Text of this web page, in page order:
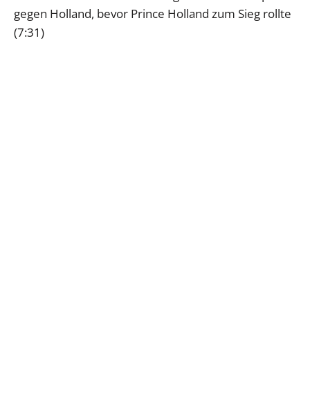
gegen Holland, bevor Prince Holland zum Sieg rollte
(7:31)